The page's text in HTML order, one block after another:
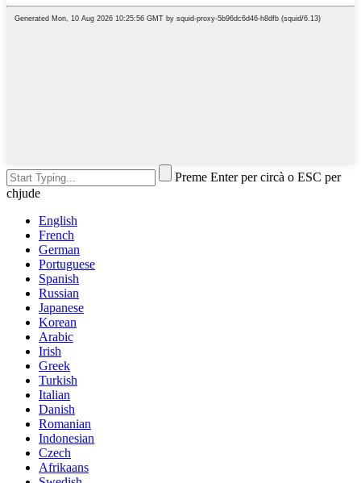
Preme Enter per circà o ESC per
chjude
English
French
German
Portuguese
Spanish
Russian
Japanese
Korean
Arabic
Irish
Greek
Turkish
Italian
Danish
Romanian
Indonesian
Czech
Afrikaans